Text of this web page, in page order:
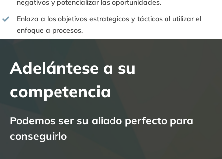
negativos y potencializar las oportunidades.
Enlaza a los objetivos estratégicos y tácticos al utilizar el
enfoque a procesos.
Adelántese a su
competencia
Podemos ser su aliado perfecto para
conseguirlo